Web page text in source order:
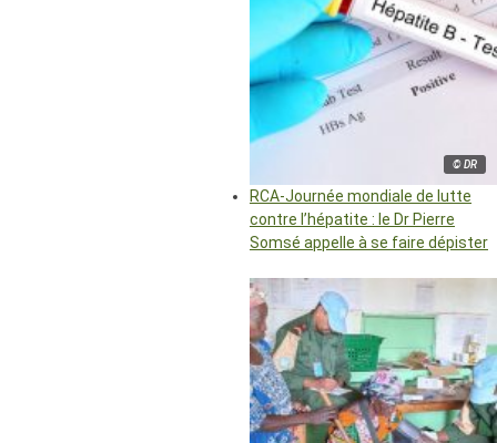
© DR
RCA-Journée mondiale de lutte
contre l’hépatite : le Dr Pierre
Somsé appelle à se faire dépister